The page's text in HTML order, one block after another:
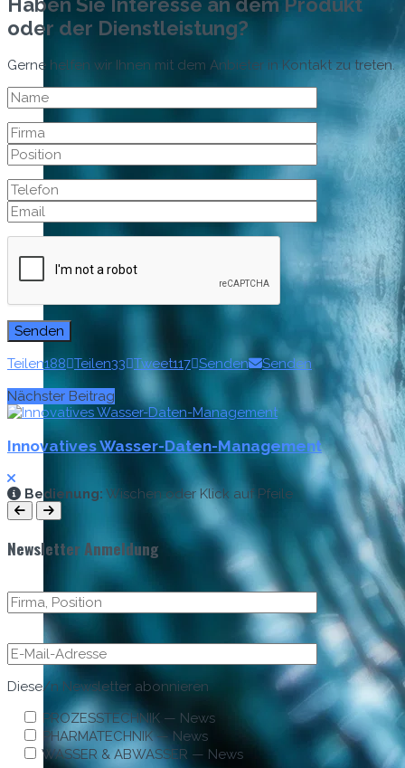
Haben Sie Interesse an dem Produkt
oder der Dienstleistung?
Gerne helfen wir Ihnen mit dem Anbieter in Kontakt zu treten.
Teilen188 Teilen33 Tweet117 Senden
Senden
Nächster Beitrag
Innovatives Wasser-Daten-Management
Bedi­enung: Wis­chen oder Klick auf Pfeile
Newsletter Anmeldung
Diese/n Newslet­ter abonnieren
PROZESSTECHNIK — News
PHARMATECHNIK — News
WASSER & ABWASSER — News